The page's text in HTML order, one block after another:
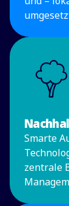
Smarte
zentrale